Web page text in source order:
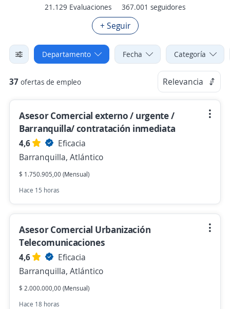
21.129 Evaluaciones 367.001 seguidores
+ Seguir
Departamento Fecha Categoría
37 ofertas de empleo Relevancia
Asesor Comercial externo / urgente /
Barranquilla/ contratación inmediata
4,6
Eficacia
Barranquilla, Atlántico
$ 1.750.905,00 (Mensual)
Hace 15 horas
Asesor Comercial Urbanización
Telecomunicaciones
4,6
Eficacia
Barranquilla, Atlántico
$ 2.000.000,00 (Mensual)
Hace 18 horas